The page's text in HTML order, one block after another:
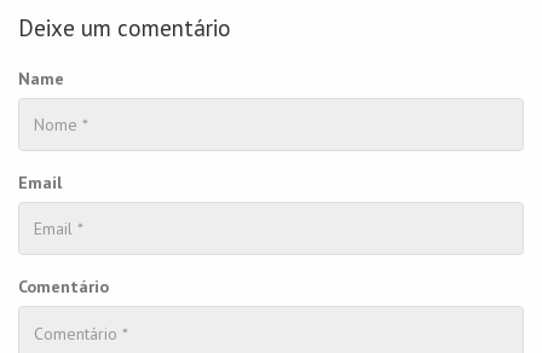
Deixe um comentário
Name
Email
Comentário